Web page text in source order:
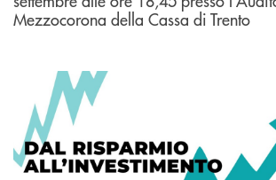
Mezzocorona della Cassa di Trento